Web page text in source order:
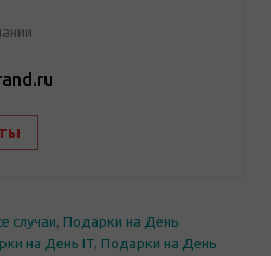
случаи, Подарки на День
на День IT, Подарки на День